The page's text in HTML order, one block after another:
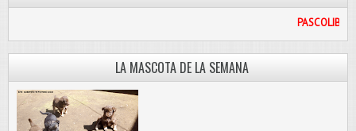
LA MASCOTA DE LA SEMANA